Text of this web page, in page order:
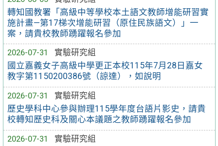
轉知國教署「高級中等學校本土語文教師增能研習實
施計畫—第17梯次增能研習（原住民族語文）」一
案，請貴校教師踴躍報名參加
2026-07-31
實驗研究組
國立嘉義女子高級中學更正本校115年7月28日嘉女
教字第1150200386號（諒達），如說明
2026-07-31
實驗研究組
歷史學科中心參與辦理115學年度台語片影史，請貴
校轉知歷史科及關心本議題之教師踴躍報名參加
2026-07-31
實驗研究組